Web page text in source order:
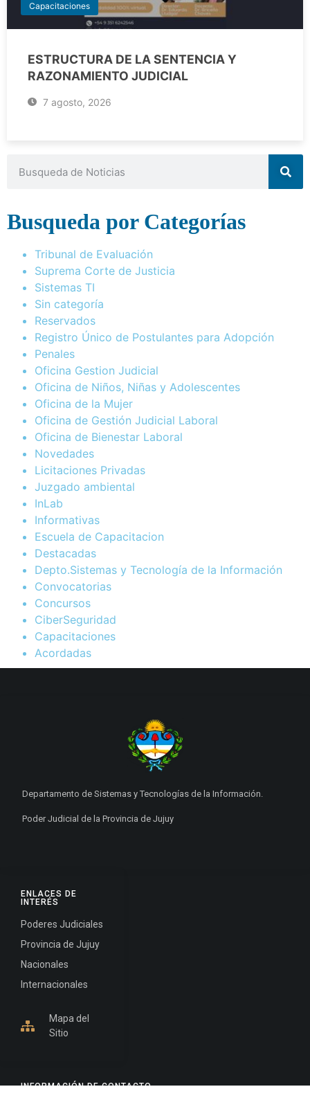
Capacitaciones
ESTRUCTURA DE LA SENTENCIA Y
RAZONAMIENTO JUDICIAL
7 agosto, 2026
Busqueda por Categorías
Tribunal de Evaluación
Suprema Corte de Justicia
Sistemas TI
Sin categoría
Reservados
Registro Único de Postulantes para Adopción
Penales
Oficina Gestion Judicial
Oficina de Niños, Niñas y Adolescentes
Oficina de la Mujer
Oficina de Gestión Judicial Laboral
Oficina de Bienestar Laboral
Novedades
Licitaciones Privadas
Juzgado ambiental
InLab
Informativas
Escuela de Capacitacion
Destacadas
Depto.Sistemas y Tecnología de la Información
Convocatorias
Concursos
CiberSeguridad
Capacitaciones
Acordadas
INFORMACIÓN DE CONTACTO
ENLACES DE
INTERÉS
Poderes Judiciales
Provincia de Jujuy
Nacionales
Internacionales
Mapa del
Sitio
Departamento de Sistemas y Tecnologías de la Información.
Poder Judicial de la Provincia de Jujuy